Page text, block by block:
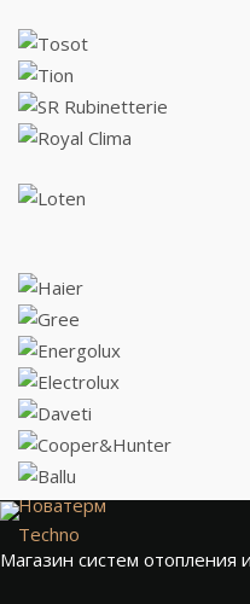
Новатерм
Techno
Магазин систем